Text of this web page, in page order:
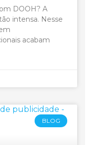
DOOH? A
intensa. Nesse
acabam
BLOG